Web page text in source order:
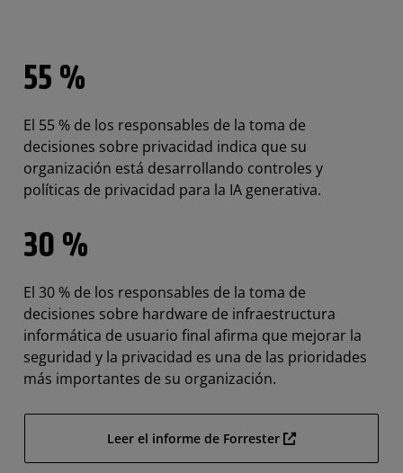
55 %
El 55 % de los responsables de la toma de
decisiones sobre privacidad indica que su
organización está desarrollando controles y
políticas de privacidad para la IA generativa.
30 %
El 30 % de los responsables de la toma de
decisiones sobre hardware de infraestructura
informática de usuario final afirma que mejorar la
seguridad y la privacidad es una de las prioridades
más importantes de su organización.
Leer el informe de Forrester